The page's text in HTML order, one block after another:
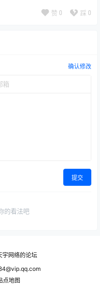
赞 0 踩 0
确认修改
提交
的看法吧
宇网络的论坛
点地图